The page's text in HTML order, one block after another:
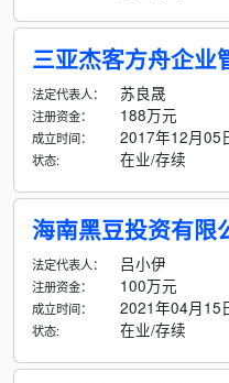
三亚杰客方舟企业
法定代表人： 苏良晟
注册资金： 188万元
成立时间： 2017年12月05
状态: 在业/存续
海南黑豆投资有限
法定代表人： 吕小伊
注册资金： 100万元
成立时间： 2021年04月15
状态: 在业/存续